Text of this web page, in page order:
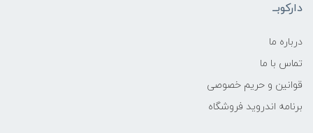
دارکوبــ
درباره ما
تماس با ما
قوانین و حریم خصوصی
برنامه اندروید فروشگاه